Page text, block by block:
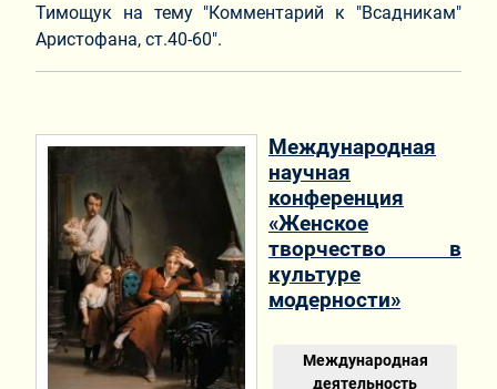
Тимощук на тему "Комментарий к "Всадникам"
Аристофана, ст.40-60".
Международная
научная
конференция
«Женское
творчество в
культуре
модерности»
Международная
деятельность